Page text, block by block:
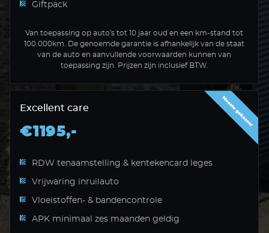
Giftpack
Van toepassing op auto's tot 10 jaar oud en een km-stand tot
100.000km. De genoemde garantie is afhankelijk van de staat
van de auto en aanvullende voorwaarden kunnen van
toepassing zijn. Prijzen zijn inclusief BTW.
Excellent care
€1195,-
RDW tenaamstelling & kentekencard leges
Vrijwaring inruilauto
Vloeistoffen- & bandencontrole
APK minimaal zes maanden geldig